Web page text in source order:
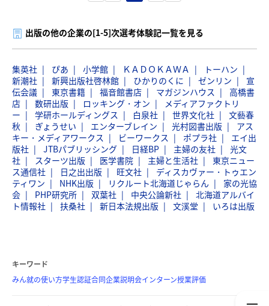
出版の他の企業の[1-5]次選考体験記一覧を見る
集英社 ぴあ 小学館 ＫＡＤＯＫＡＷＡ
トーハン
新潮社
新興出版社啓林館 ひかりのくに ゼンリン
宣
伝会議
東京書籍 福音館書店 マガジンハウス
高橋書
店
数研出版 ロッキング・オン
メディアファクトリ
ー
学研ホールディングス 白泉社 世界文化社
文藝春
秋
ぎょうせい エンターブレイン 光村図書出版
アス
キー・メディアワークス
ビーワークス ポプラ社
エイ出
版社
JTBパブリッシング 日経BP 主婦の友社
光文
社
スターツ出版 医学書院 主婦と生活社
東京ニュー
ス通信社
日之出出版 旺文社
ディスカヴァー・トゥエン
ティワン
NHK出版 リクルート北海道じゃらん
家の光協
会
PHP研究所 双葉社 中央公論新社
北海道アルバイ
ト情報社
扶桑社 新日本法規出版 文溪堂 いろは出版
キーワード
みん就の使い方学生認証合同企業説明会インターン授業評価